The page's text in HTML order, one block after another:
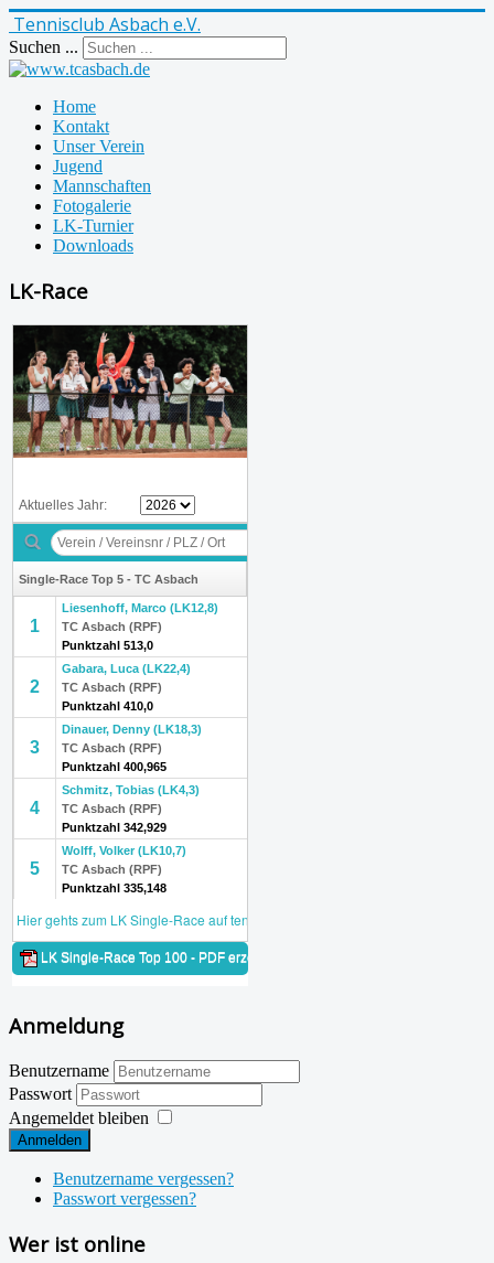
Tennisclub Asbach e.V.
Suchen ...
Home
Kontakt
Unser Verein
Jugend
Mannschaften
Fotogalerie
LK-Turnier
Downloads
LK-Race
Anmeldung
Benutzername
Passwort
Angemeldet bleiben
Anmelden
Benutzername vergessen?
Passwort vergessen?
Wer ist online